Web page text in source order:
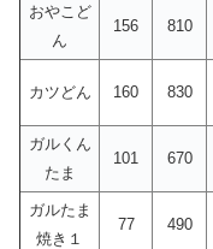
おやこど
ん
156 810
カツどん 160 830
ガルくん
たま
101 670
ガルたま
焼き１
77 490